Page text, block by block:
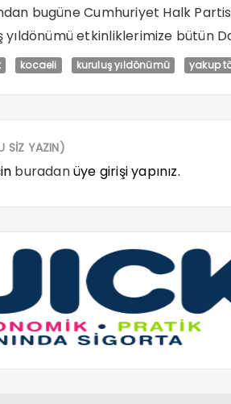
bugüne Cumhuriyet Halk
etkinliklerimize bütün
kocaeli kuruluş yıldönümü yakup
SİZ YAZIN)
buradanüye girişi yapınız.